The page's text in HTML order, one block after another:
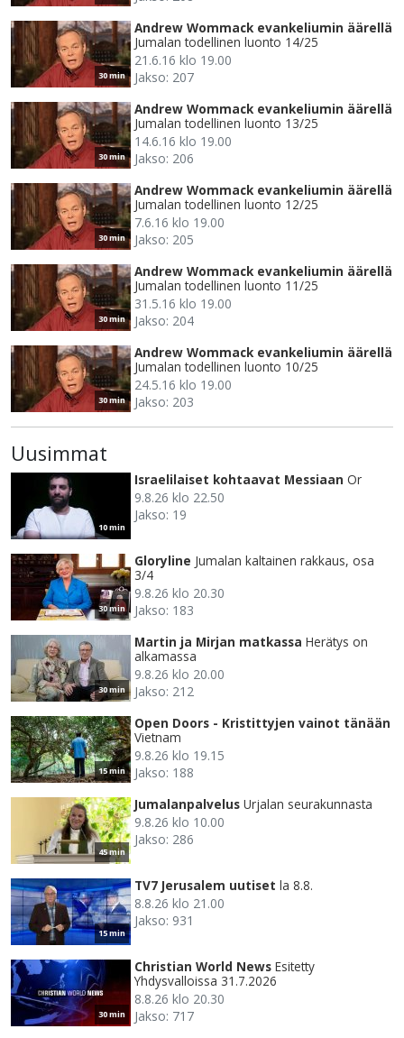
30 min
Andrew Wommack evankeliumin äärellä
Jumalan todellinen luonto 14/25
21.6.16 klo 19.00
Jakso: 207
30 min
Andrew Wommack evankeliumin äärellä
Jumalan todellinen luonto 13/25
14.6.16 klo 19.00
Jakso: 206
30 min
Andrew Wommack evankeliumin äärellä
Jumalan todellinen luonto 12/25
7.6.16 klo 19.00
Jakso: 205
30 min
Andrew Wommack evankeliumin äärellä
Jumalan todellinen luonto 11/25
31.5.16 klo 19.00
Jakso: 204
30 min
Andrew Wommack evankeliumin äärellä
Jumalan todellinen luonto 10/25
24.5.16 klo 19.00
Jakso: 203
Uusimmat
10 min
Israelilaiset kohtaavat Messiaan Or
9.8.26 klo 22.50
Jakso: 19
30 min
Gloryline Jumalan kaltainen rakkaus, osa
3/4
9.8.26 klo 20.30
Jakso: 183
30 min
Martin ja Mirjan matkassa Herätys on
alkamassa
9.8.26 klo 20.00
Jakso: 212
15 min
Open Doors - Kristittyjen vainot tänään
Vietnam
9.8.26 klo 19.15
Jakso: 188
45 min
Jumalanpalvelus Urjalan seurakunnasta
9.8.26 klo 10.00
Jakso: 286
15 min
TV7 Jerusalem uutiset la 8.8.
8.8.26 klo 21.00
Jakso: 931
30 min
Christian World News Esitetty
Yhdysvalloissa 31.7.2026
8.8.26 klo 20.30
Jakso: 717